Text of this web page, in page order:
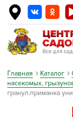
Главная Каталог
насекомых,
гранул.приманка